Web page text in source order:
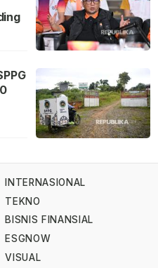
INTERNASIONAL
TEKNO
BISNIS FINANSIAL
ESGNOW
VISUAL